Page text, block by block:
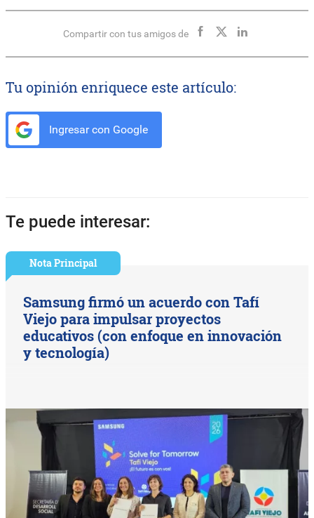
Compartir con tus amigos de
Tu opinión enriquece este artículo:
Ingresar con Google
Te puede interesar:
Nota Principal
Samsung firmó un acuerdo con Tafí
Viejo para impulsar proyectos
educativos (con enfoque en innovación
y tecnología)